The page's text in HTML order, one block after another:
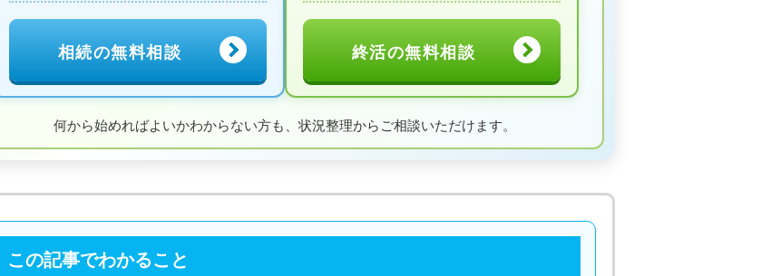
相続の無料相談 終活の無料相談
何から始めればよいかわからない方も、 状況整理からご相談いただけます。
この記事でわかること